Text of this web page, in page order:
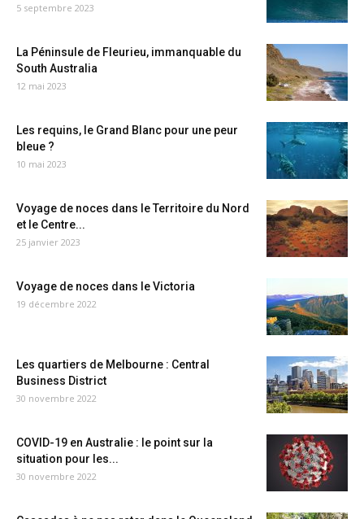
5 septembre 2023
La Péninsule de Fleurieu, immanquable du
South Australia
12 mai 2023
Les requins, le Grand Blanc pour une peur
bleue ?
10 mai 2023
Voyage de noces dans le Territoire du Nord
et le Centre...
25 janvier 2023
Voyage de noces dans le Victoria
19 décembre 2022
Les quartiers de Melbourne : Central
Business District
30 novembre 2022
COVID-19 en Australie : le point sur la
situation pour les...
30 novembre 2022